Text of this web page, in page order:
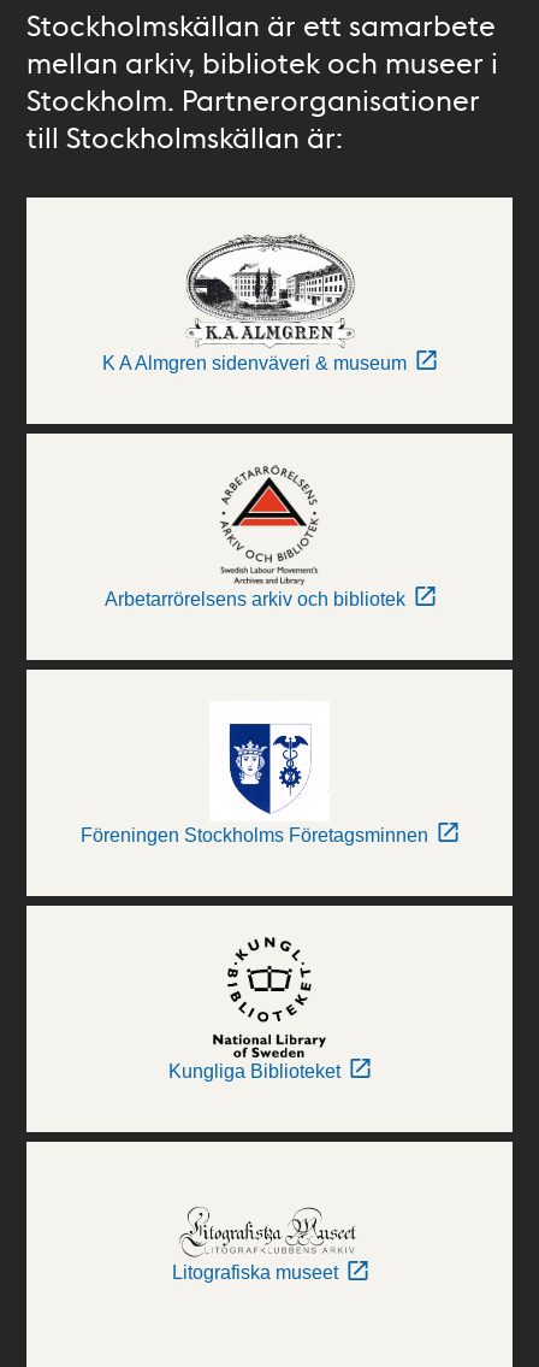
Stockholmskällan är ett samarbete
mellan arkiv, bibliotek och museer i
Stockholm. Partnerorganisationer
till Stockholmskällan är:
K A Almgren sidenväveri & museum
Arbetarrörelsens arkiv och bibliotek
Föreningen Stockholms Företagsminnen
Kungliga Biblioteket
Litografiska museet